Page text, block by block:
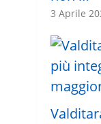
3 Aprile